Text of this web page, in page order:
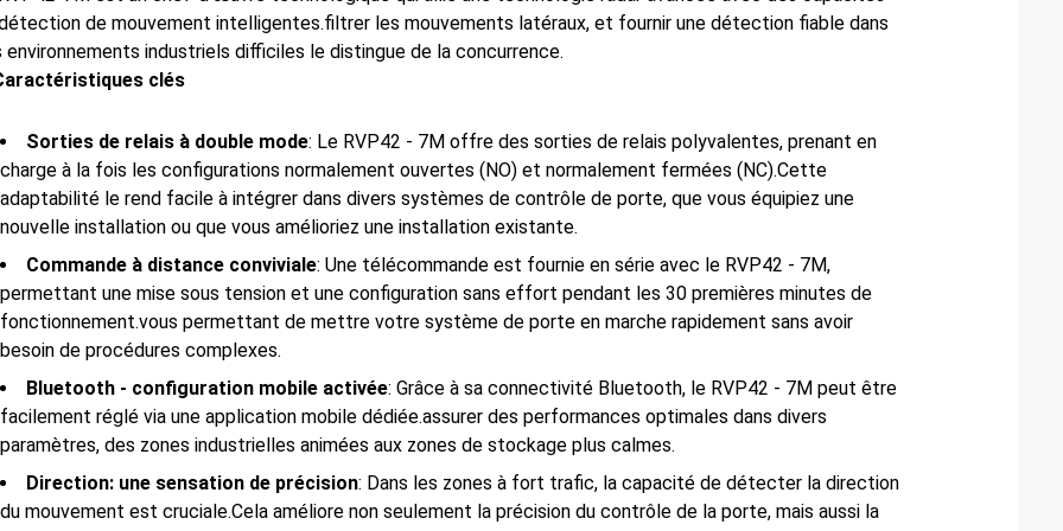
de mouvement intelligentes.filtrer les mouvements latéraux, et fournir une détection fiable dans
environnements industriels difficiles le distingue de la concurrence.
clés
Sorties de relais à double mode: Le RVP42 - 7M offre des sorties de relais polyvalentes, prenant en
charge à la fois les configurations normalement ouvertes (NO) et normalement fermées (NC).Cette
adaptabilité le rend facile à intégrer dans divers systèmes de contrôle de porte, que vous équipiez une
nouvelle installation ou que vous amélioriez une installation existante.
Commande à distance conviviale: Une télécommande est fournie en série avec le RVP42 - 7M,
permettant une mise sous tension et une configuration sans effort pendant les 30 premières minutes de
fonctionnement.vous permettant de mettre votre système de porte en marche rapidement sans avoir
besoin de procédures complexes.
Bluetooth - configuration mobile activée: Grâce à sa connectivité Bluetooth, le RVP42 - 7M peut être
facilement réglé via une application mobile dédiée.assurer des performances optimales dans divers
paramètres, des zones industrielles animées aux zones de stockage plus calmes.
Direction: une sensation de précision: Dans les zones à fort trafic, la capacité de détecter la direction
du mouvement est cruciale.Cela améliore non seulement la précision du contrôle de la porte, mais aussi la